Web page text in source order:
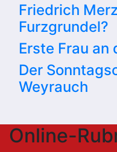
Friedrich
Furzgrundel?
Erste Frau an
Der
Weyrauch
Online-